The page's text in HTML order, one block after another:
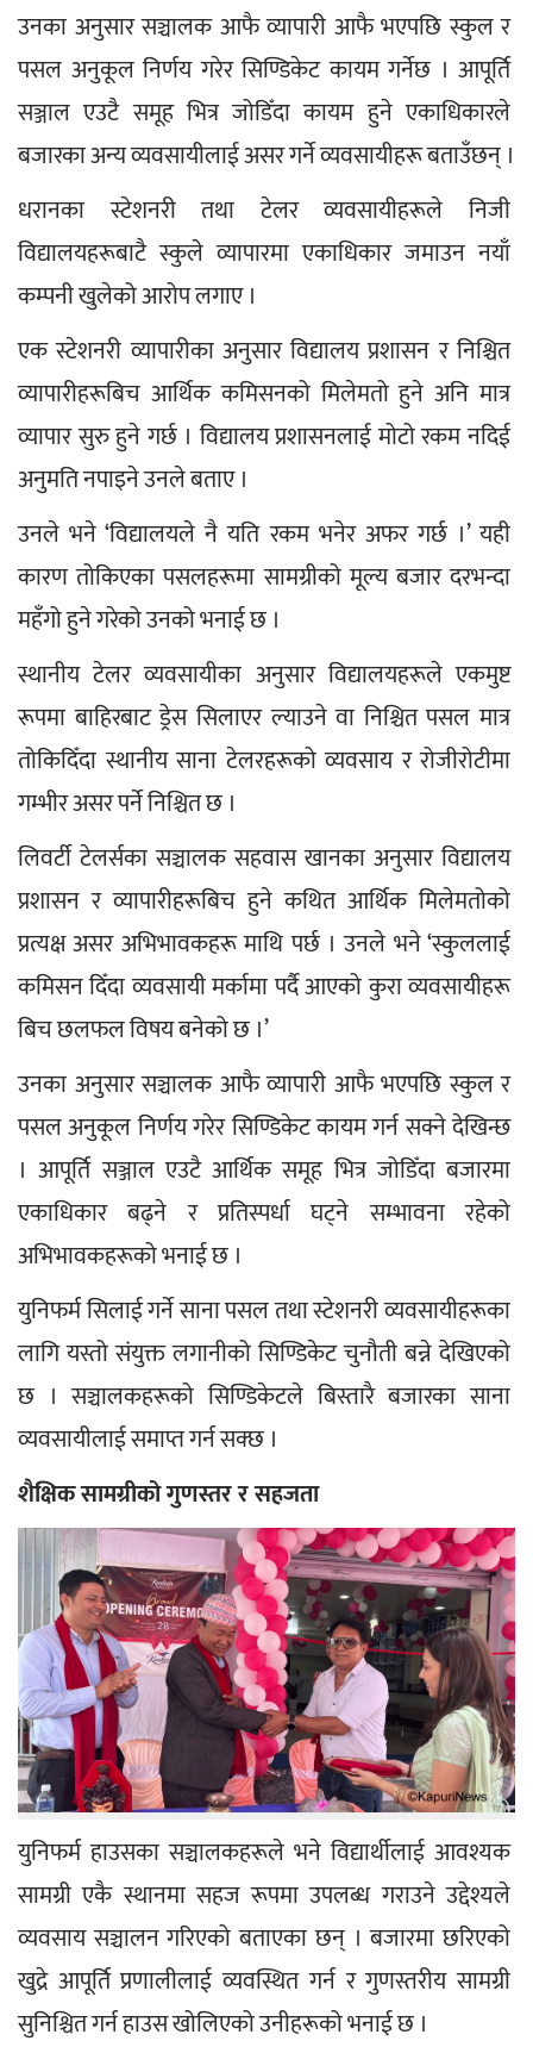
उनका अनुसार सञ्चालक आफै व्यापारी आफै भएपछि स्कुल र
पसल अनुकूल निर्णय गरेर सिण्डिकेट कायम गर्नेछ । आपूर्ति
सञ्जाल एउटै समूह भित्र जोडिँदा कायम हुने एकाधिकारले
बजारका अन्य व्यवसायीलाई असर गर्ने व्यवसायीहरू बताउँछन् ।
धरानका स्टेशनरी तथा टेलर व्यवसायीहरूले निजी
विद्यालयहरूबाटै स्कुले व्यापारमा एकाधिकार जमाउन नयाँ
कम्पनी खुलेको आरोप लगाए ।
एक स्टेशनरी व्यापारीका अनुसार विद्यालय प्रशासन र निश्चित
व्यापारीहरूबिच आर्थिक कमिसनको मिलेमतो हुने अनि मात्र
व्यापार सुरु हुने गर्छ । विद्यालय प्रशासनलाई मोटो रकम नदिई
अनुमति नपाइने उनले बताए ।
उनले भने ‘विद्यालयले नै यति रकम भनेर अफर गर्छ ।’ यही
कारण तोकिएका पसलहरूमा सामग्रीको मूल्य बजार दरभन्दा
महँगो हुने गरेको उनको भनाई छ ।
स्थानीय टेलर व्यवसायीका अनुसार विद्यालयहरूले एकमुष्ट
रूपमा बाहिरबाट ड्रेस सिलाएर ल्याउने वा निश्चित पसल मात्र
तोकिदिँदा स्थानीय साना टेलरहरूको व्यवसाय र रोजीरोटीमा
गम्भीर असर पर्ने निश्चित छ ।
लिवर्टी टेलर्सका सञ्चालक सहवास खानका अनुसार विद्यालय
प्रशासन र व्यापारीहरूबिच हुने कथित आर्थिक मिलेमतोको
प्रत्यक्ष असर अभिभावकहरू माथि पर्छ । उनले भने ‘स्कुललाई
कमिसन दिँदा व्यवसायी मर्कामा पर्दै आएको कुरा व्यवसायीहरू
बिच छलफल विषय बनेको छ ।’
उनका अनुसार सञ्चालक आफै व्यापारी आफै भएपछि स्कुल र
पसल अनुकूल निर्णय गरेर सिण्डिकेट कायम गर्न सक्ने देखिन्छ
। आपूर्ति सञ्जाल एउटै आर्थिक समूह भित्र जोडिँदा बजारमा
एकाधिकार बढ्ने र प्रतिस्पर्धा घट्ने सम्भावना रहेको
अभिभावकहरूको भनाई छ ।
युनिफर्म सिलाई गर्ने साना पसल तथा स्टेशनरी व्यवसायीहरूका
लागि यस्तो संयुक्त लगानीको सिण्डिकेट चुनौती बन्ने देखिएको
छ । सञ्चालकहरूको सिण्डिकेटले बिस्तारै बजारका साना
व्यवसायीलाई समाप्त गर्न सक्छ ।
शैक्षिक सामग्रीको गुणस्तर र सहजता
युनिफर्म हाउसका सञ्चालकहरूले भने विद्यार्थीलाई आवश्यक
सामग्री एकै स्थानमा सहज रूपमा उपलब्ध गराउने उद्देश्यले
व्यवसाय सञ्चालन गरिएको बताएका छन् । बजारमा छरिएको
खुद्रे आपूर्ति प्रणालीलाई व्यवस्थित गर्न र गुणस्तरीय सामग्री
सुनिश्चित गर्न हाउस खोलिएको उनीहरूको भनाई छ ।